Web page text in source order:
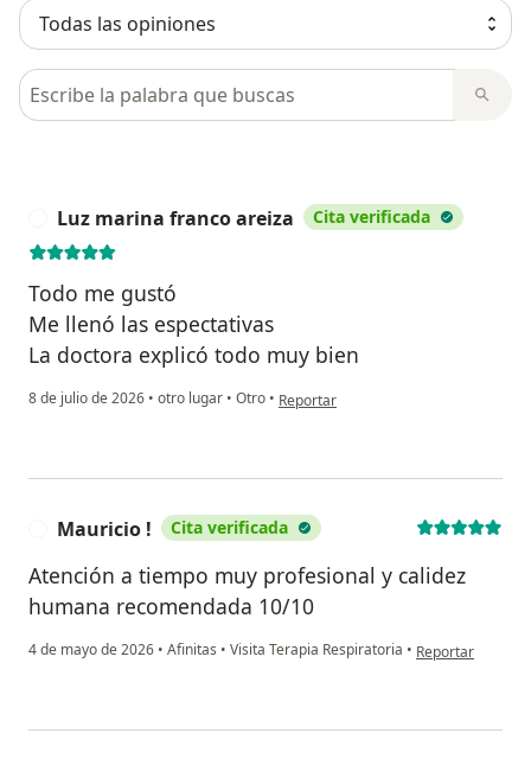
Busca en opiniones
Luz marina franco areiza Cita verificada
Todo me gustó
Me llenó las espectativas
La doctora explicó todo muy bien
8 de julio de 2026 • otro lugar • Otro • en opinión del usuario Luz marina
Reportar
Mauricio ! Cita verificada
Atención a tiempo muy profesional y calidez
humana recomendada 10/10
4 de mayo de 2026 • Afinitas • Visita Terapia Respiratoria • en opinión del
Reportar